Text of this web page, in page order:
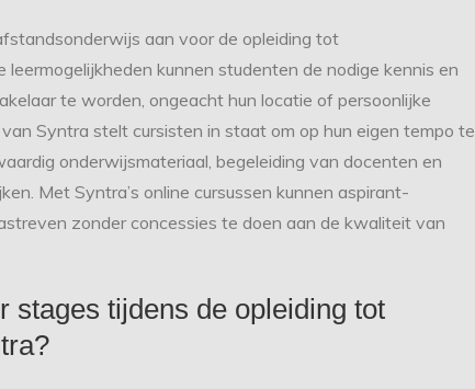
aan voor de opleiding tot
kunnen studenten de nodige kennis en
te worden, ongeacht hun locatie of persoonlijke
Syntra stelt cursisten in staat om op hun eigen tempo te
onderwijsmateriaal, begeleiding van docenten en
Met Syntra’s online cursussen kunnen aspirant-
zonder concessies te doen aan de kwaliteit van
stages tijdens de opleiding tot